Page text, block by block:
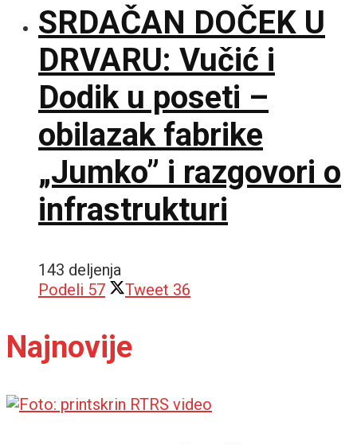
SRDAČAN DOČEK U
DRVARU: Vučić i
Dodik u poseti –
obilazak fabrike
„Jumko” i razgovori o
infrastrukturi
143 deljenja
Podeli 57 Tweet 36
Najnovije